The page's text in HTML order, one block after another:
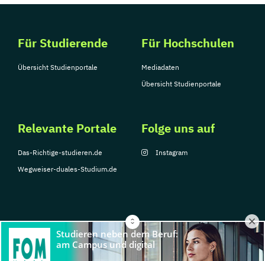
Für Studierende
Übersicht Studienportale
Für Hochschulen
Mediadaten
Übersicht Studienportale
Relevante Portale
Das-Richtige-studieren.de
Wegweiser-duales-Studium.de
Folge uns auf
Instagram
© Copyright 2026, TarGroup Media GmbH